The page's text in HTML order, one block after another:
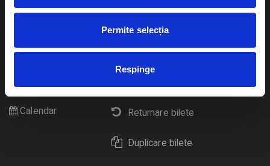
Permite selecția
Respinge
eBilet printat acasa
Returnare bilete
Duplicare bilete
Pentru copii
Diverse
Calendar